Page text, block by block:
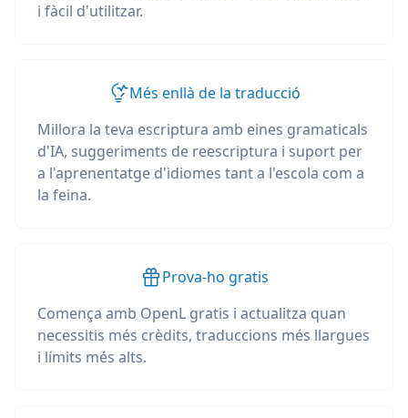
i fàcil d'utilitzar.
Més enllà de la traducció
Millora la teva escriptura amb eines gramaticals
d'IA, suggeriments de reescriptura i suport per
a l'aprenentatge d'idiomes tant a l'escola com a
la feina.
Prova-ho gratis
Comença amb OpenL gratis i actualitza quan
necessitis més crèdits, traduccions més llargues
i límits més alts.